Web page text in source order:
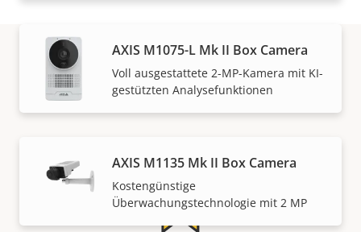
AXIS M1075-L Mk II Box Camera
Voll ausgestattete 2-MP-Kamera mit KI-
gestützten Analysefunktionen
AXIS M1135 Mk II Box Camera
Kostengünstige
Überwachungstechnologie mit 2 MP
Gewährleistung